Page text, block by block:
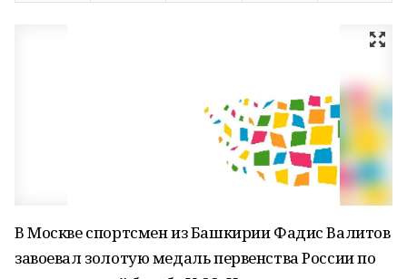
В Москве спортсмен из Башкирии Фадис Валитов
завоевал золотую медаль первенства России по